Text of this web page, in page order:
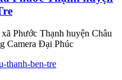
Phước Thạnh huyện Châu
Camera Đại Phúc